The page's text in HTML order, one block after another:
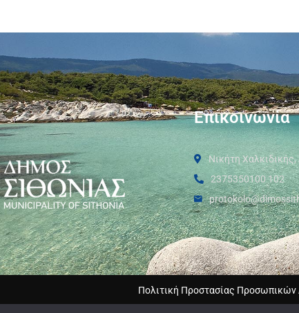
Επικοινωνία
Νικήτη
2375350100 102
Πολιτική Προστασίας